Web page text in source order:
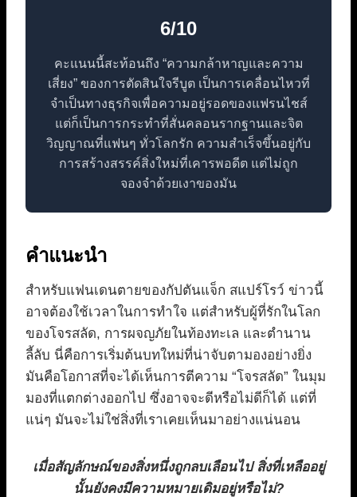
6/10
คะแนนนี้สะท้อนถึง “ความกล้าหาญและความ
เสี่ยง” ของการตัดสินใจรีบูต เป็นการเคลื่อนไหวที่
จำเป็นทางธุรกิจเพื่อความอยู่รอดของแฟรนไชส์
แต่ก็เป็นการกระทำที่สั่นคลอนรากฐานและจิต
วิญญาณที่แฟนๆ ทั่วโลกรัก ความสำเร็จขึ้นอยู่กับ
การสร้างสรรค์สิ่งใหม่ที่เคารพอดีต แต่ไม่ถูก
จองจำด้วยเงาของมัน
คำแนะนำ
สำหรับแฟนเดนตายของกัปตันแจ็ก สแปร์โรว์ ข่าวนี้
อาจต้องใช้เวลาในการทำใจ แต่สำหรับผู้ที่รักในโลก
ของโจรสลัด, การผจญภัยในท้องทะเล และตำนาน
ลี้ลับ นี่คือการเริ่มต้นบทใหม่ที่น่าจับตามองอย่างยิ่ง
มันคือโอกาสที่จะได้เห็นการตีความ “โจรสลัด” ในมุม
มองที่แตกต่างออกไป ซึ่งอาจจะดีหรือไม่ดีก็ได้ แต่ที่
แน่ๆ มันจะไม่ใช่สิ่งที่เราเคยเห็นมาอย่างแน่นอน
เมื่อสัญลักษณ์ของสิ่งหนึ่งถูกลบเลือนไป สิ่งที่เหลืออยู่
นั้นยังคงมีความหมายเดิมอยู่หรือไม่?